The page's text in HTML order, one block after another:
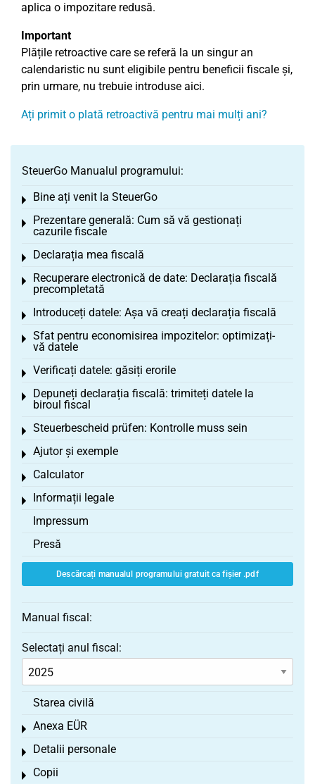
aplica o impozitare redusă.
Important
Plățile retroactive care se referă la un singur an
calendaristic nu sunt eligibile pentru beneficii fiscale și,
prin urmare, nu trebuie introduse aici.
Ați primit o plată retroactivă pentru mai mulți ani?
SteuerGo Manualul programului:
Bine ați venit la SteuerGo
Toggle menu
Prezentare generală: Cum să vă gestionați
cazurile fiscale
Toggle menu
Declarația mea fiscală
Toggle menu
Recuperare electronică de date: Declarația fiscală
precompletată
Toggle menu
Introduceți datele: Așa vă creați declarația fiscală
Toggle menu
Sfat pentru economisirea impozitelor: optimizați-
vă datele
Toggle menu
Verificați datele: găsiți erorile
Toggle menu
Depuneți declarația fiscală: trimiteți datele la
biroul fiscal
Toggle menu
Steuerbescheid prüfen: Kontrolle muss sein
Toggle menu
Ajutor și exemple
Toggle menu
Calculator
Toggle menu
Informații legale
Toggle menu
Impressum
Presă
Descărcați manualul programului gratuit ca fișier .pdf
Manual fiscal:
Selectați anul fiscal:
Starea civilă
Anexa EÜR
Toggle menu
Detalii personale
Toggle menu
Copii
Toggle menu